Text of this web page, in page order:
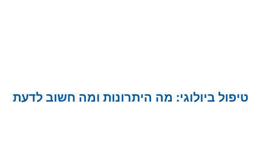
טיפול ביולוגי: מה היתרונות ומה חשוב לדעת